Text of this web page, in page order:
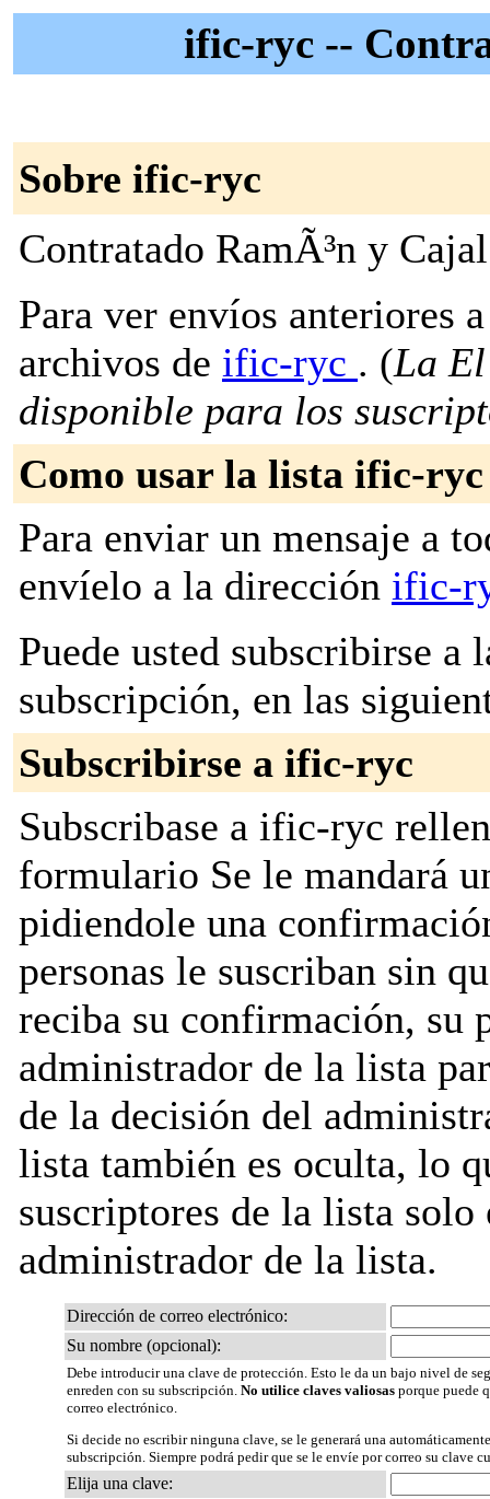
ific-ryc --
Sobre ific-ryc
Contratado RamÃ³n y Cajal
Para ver envíos anteriores
archivos de ific-ryc . (La
disponible para los
Como usar la lista ific-ryc
Para enviar un mensaje a
envíelo a la dirección ific-
Puede usted subscribirse a
subscripción, en las
Subscribirse a ific-ryc
Subscribase a ific-ryc
formulario Se le mandará
pidiendole una
personas le suscriban sin
reciba su confirmación, su
administrador de la lista
de la decisión del
lista también es oculta, lo
suscriptores de la lista
administrador de la lista.
Dirección de correo electrónico:
Su nombre (opcional):
Debe introducir una clave de protección. Esto le da un bajo nivel de
enreden con su subscripción. No utilice claves valiosas porque puede
correo electrónico.
Si decide no escribir ninguna clave, se le generará una
subscripción. Siempre podrá pedir que se le envíe por correo su clave
Elija una clave: